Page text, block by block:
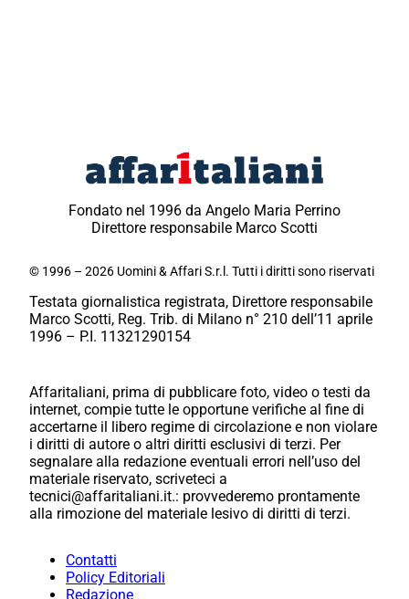
Fondato nel 1996 da Angelo Maria Perrino
Direttore responsabile Marco Scotti
© 1996 – 2026 Uomini & Affari S.r.l. Tutti i diritti sono riservati
Testata giornalistica registrata, Direttore responsabile
Marco Scotti, Reg. Trib. di Milano n° 210 dell’11 aprile
1996 – P.I. 11321290154
Affaritaliani, prima di pubblicare foto, video o testi da
internet, compie tutte le opportune verifiche al fine di
accertarne il libero regime di circolazione e non violare
i diritti di autore o altri diritti esclusivi di terzi. Per
segnalare alla redazione eventuali errori nell’uso del
materiale riservato, scriveteci a
tecnici@affaritaliani.it.: provvederemo prontamente
alla rimozione del materiale lesivo di diritti di terzi.
Contatti
Policy Editoriali
Redazione